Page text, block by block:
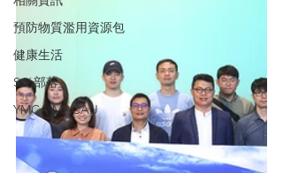
預防物質濫用資源包
健康生活
S.Y.部落
YMCA MACAU